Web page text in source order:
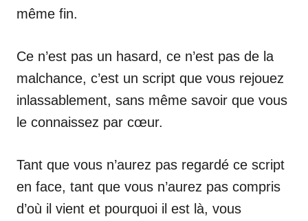
même fin.
Ce n’est pas un hasard, ce n’est pas de la
malchance, c’est un script que vous rejouez
inlassablement, sans même savoir que vous
le connaissez par cœur.
Tant que vous n’aurez pas regardé ce script
en face, tant que vous n’aurez pas compris
d’où il vient et pourquoi il est là, vous